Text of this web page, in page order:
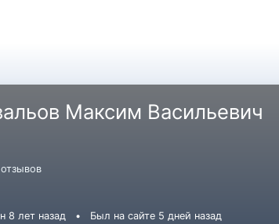
Максим Васильевич
8 лет назад • Был на сайте 5 дней назад